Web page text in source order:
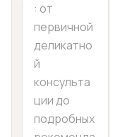
: от
первичной
деликатно
й
консульта
ции до
подробных